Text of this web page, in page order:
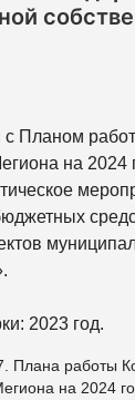
с Планом
на 2024
2023 год.
Плана работы
на 2024